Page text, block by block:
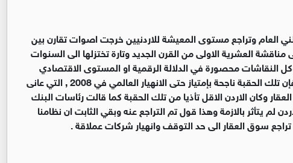
العام وتراجع مستوى المعيشة للاردنيين خرجت اصوات تقارن بين
مناقشة العشرية الاولى من القرن الجديد وتارة تختزلها الى السنوات
وكل النقاشات محصورة في الدلالة الرقمية او المستوى الاقتصادي
للسنوات تلك , وبالاستناد الى الدلالة الرقمية فإن تلك الحقبة ناجحة بإمتياز حتى الانهيار العالمي في 2008 , التي عانى
وكان الاردن الاقل تأذيا من تلك الحقبة كما قالت رئاسات البنك
يتأثر بالازمة وهذا قول تم التراجع عنه وبقي الثابت ان نظامنا
سوق العقار الى حد التوقف وانهيار شركات عملاقة .